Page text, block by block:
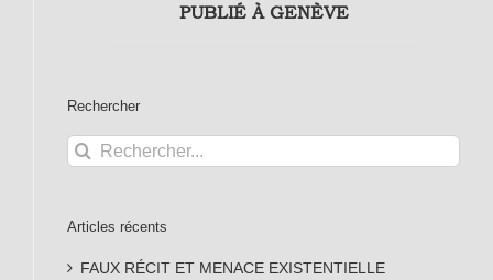
PUBLIÉ À GENÈVE
Rechercher
Rechercher:
Articles récents
FAUX RÉCIT ET MENACE EXISTENTIELLE